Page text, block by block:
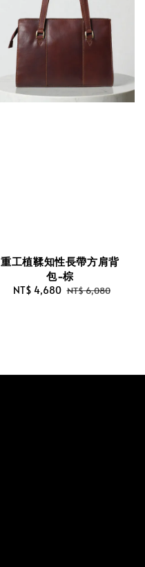
重工植鞣知性長帶方肩背
包-棕
Sale
NT$ 4,680 Regular
NT$ 6,080